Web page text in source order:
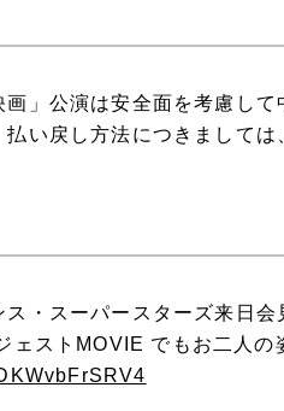
」公演は安全面を考慮し
い戻し方法につきましては
・スーパースターズ来日
ストMOVIE でもお二人の